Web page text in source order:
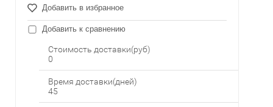
Добавить в избранное
Добавить к сравнению
Стоимость доставки(руб)
0
Время доставки(дней)
45